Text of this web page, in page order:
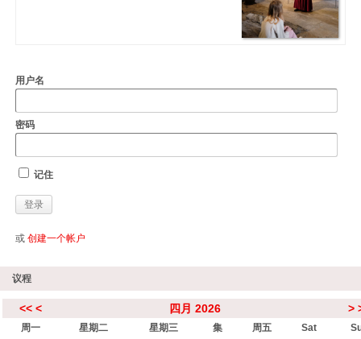
用户名
密码
记住
或 创建一个帐户
议程
<< < 四月 2026 >
周一 星期二 星期三 集 周五 Sat